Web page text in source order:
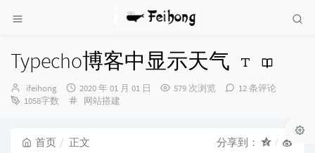
Typecho博客中显示天气
博
主：
ifeihong
发
布
2020 年 01 月 01 日 579 次浏览
12 条评论
1058字数
分
网站搭建
首页 正文 分享到：